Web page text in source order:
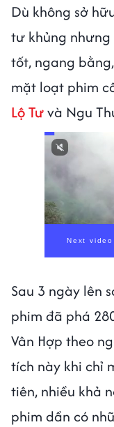
Dù không sở
tư khủng
tốt, ngang
mặt loạt phim
Lộ Tưvà Ngu
Next
Sau 3 ngày lên
phim đã phá
Vân Hợp theo
tích này khi chỉ
tiên, nhiều khả
phim dần có